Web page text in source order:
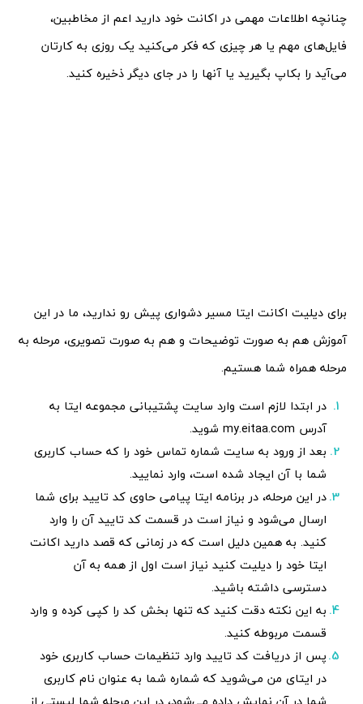
چنانچه اطلاعات مهمی در اکانت خود دارید اعم از مخاطبین،
فایل‌های مهم یا هر چیزی که فکر می‌کنید یک روزی به کارتان
می‌آید را بکاپ بگیرید یا آنها را در جای دیگر ذخیره کنید.
برای دیلیت اکانت ایتا مسیر دشواری پیش رو ندارید، ما در این
آموزش هم به صورت توضیحات و هم به صورت تصویری، مرحله به
مرحله همراه شما هستیم.
در ابتدا لازم است وارد سایت پشتیبانی مجموعه ایتا به
آدرس my.eitaa.com شوید.
بعد از ورود به سایت شماره تماس خود را که حساب کاربری
شما با آن ایجاد شده است، وارد نمایید.
در این مرحله، در برنامه ایتا پیامی حاوی کد تایید برای شما
ارسال می‌شود و نیاز است در قسمت کد تایید آن را وارد
کنید. به همین دلیل است که در زمانی که قصد دارید اکانت
ایتا خود را دیلیت کنید نیاز است اول از همه به آن
دسترسی داشته باشید.
به این نکته دقت کنید که تنها بخش کد را کپی کرده و وارد
قسمت مربوطه کنید.
پس از دریافت کد تایید وارد تنظیمات حساب کاربری خود
در ایتای من می‌شوید که شماره شما به عنوان نام کاربری